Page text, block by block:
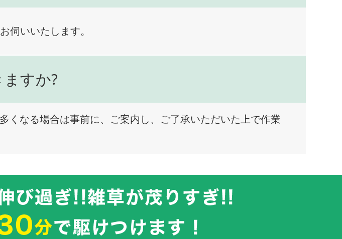
伺いいたします。
すか?
くなる場合は事前に、ご案内し、ご了承いただいた上で作業